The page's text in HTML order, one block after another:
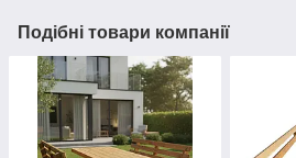
Подібні товари компанії